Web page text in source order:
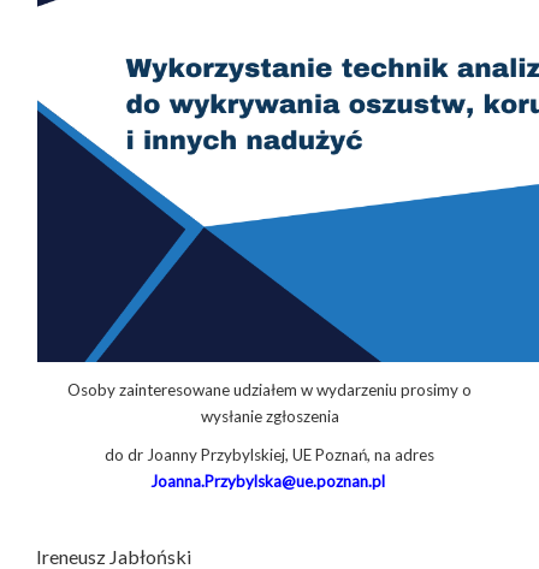
Osoby zainteresowane udziałem w wydarzeniu prosimy o
wysłanie zgłoszenia
do dr Joanny Przybylskiej, UE Poznań, na adres
Joanna.Przybylska@ue.poznan.pl
Ireneusz Jabłoński